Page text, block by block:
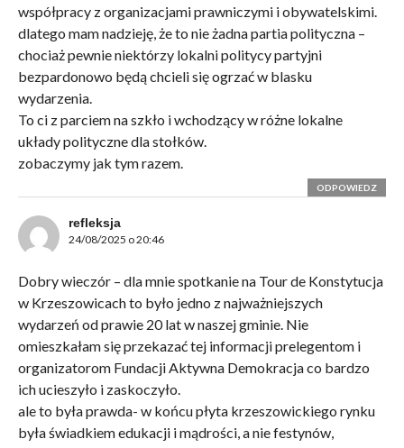
współpracy z organizacjami prawniczymi i obywatelskimi.
dlatego mam nadzieję, że to nie żadna partia polityczna –
chociaż pewnie niektórzy lokalni politycy partyjni
bezpardonowo będą chcieli się ogrzać w blasku
wydarzenia.
To ci z parciem na szkło i wchodzący w różne lokalne
układy polityczne dla stołków.
zobaczymy jak tym razem.
ODPOWIEDZ
refleksja
24/08/2025 o 20:46
Dobry wieczór – dla mnie spotkanie na Tour de Konstytucja
w Krzeszowicach to było jedno z najważniejszych
wydarzeń od prawie 20 lat w naszej gminie. Nie
omieszkałam się przekazać tej informacji prelegentom i
organizatorom Fundacji Aktywna Demokracja co bardzo
ich ucieszyło i zaskoczyło.
ale to była prawda- w końcu płyta krzeszowickiego rynku
była świadkiem edukacji i mądrości, a nie festynów,